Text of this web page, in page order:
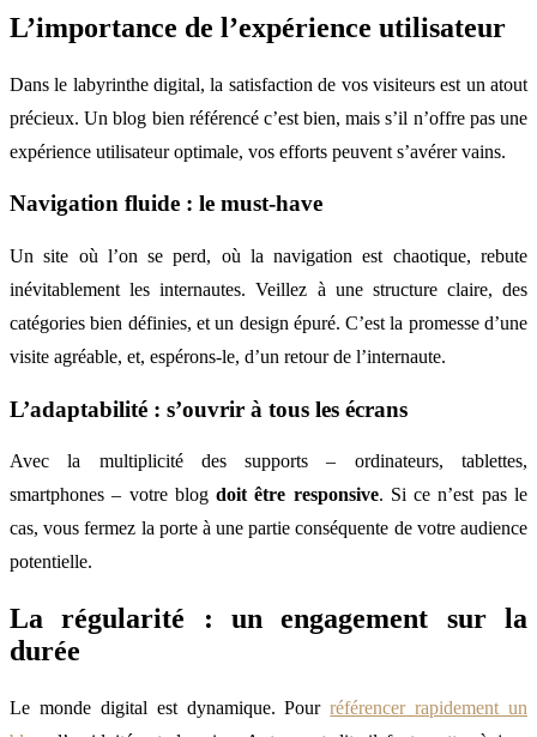
L’importance de l’expérience utilisateur
Dans le labyrinthe digital, la satisfaction de vos visiteurs est un atout
précieux. Un blog bien référencé c’est bien, mais s’il n’offre pas une
expérience utilisateur optimale, vos efforts peuvent s’avérer vains.
Navigation fluide : le must-have
Un site où l’on se perd, où la navigation est chaotique, rebute
inévitablement les internautes. Veillez à une structure claire, des
catégories bien définies, et un design épuré. C’est la promesse d’une
visite agréable, et, espérons-le, d’un retour de l’internaute.
L’adaptabilité : s’ouvrir à tous les écrans
Avec la multiplicité des supports – ordinateurs, tablettes,
smartphones – votre blogdoit être responsive. Si ce n’est pas le
cas, vous fermez la porte à une partie conséquente de votre audience
potentielle.
La régularité : un engagement sur la
durée
Le monde digital est dynamique. Pourréférencer rapidement un